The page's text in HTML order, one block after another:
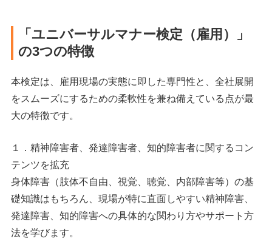
「ユニバーサルマナー検定（雇用）」
の3つの特徴
本検定は、雇用現場の実態に即した専門性と、全社展開
をスムーズにするための柔軟性を兼ね備えている点が最
大の特徴です。
１．精神障害者、発達障害者、知的障害者に関するコン
テンツを拡充
身体障害（ 肢体不自由、視覚、聴覚、内部障害等）の基
礎知識はもちろん、現場が特に直面しやすい精神障害、
発達障害、知的障害への具体的な関わり方やサポート方
法を学びます。